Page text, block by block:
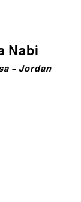
Nabi
– Jordan